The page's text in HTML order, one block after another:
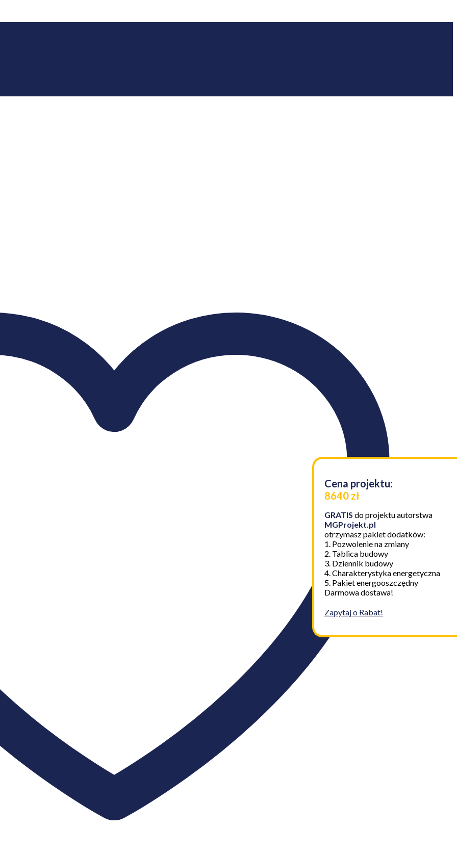
Cena projektu:
8640 zł
GRATIS do projektu autorstwa
MGProjekt.pl
otrzymasz pakiet dodatków:
1. Pozwolenie na zmiany
2. Tablica budowy
3. Dziennik budowy
4. Charakterystyka energetyczna
5. Pakiet energooszczędny
Darmowa dostawa!
Zapytaj o Rabat!